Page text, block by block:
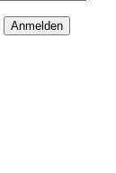
Anmelden